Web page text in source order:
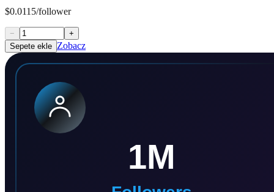
$0.0115/follower
−
+
Sepete ekle Zobacz